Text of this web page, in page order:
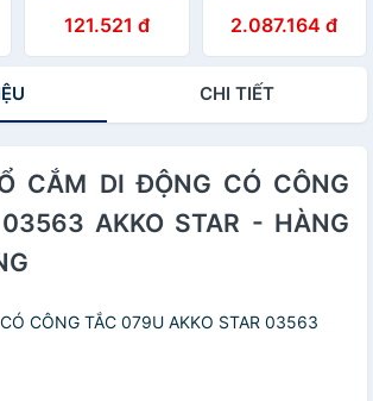
HÀNG CHÍNH
HÃNG
121.521 đ
HÀNG CHÍNH
HÃNG
2.087.164 đ
CHI TIẾT
CẮM DI ĐỘNG CÓ CÔNG
AKKO STAR - HÀNG
CÔNG TẮC 079U AKKO STAR 03563